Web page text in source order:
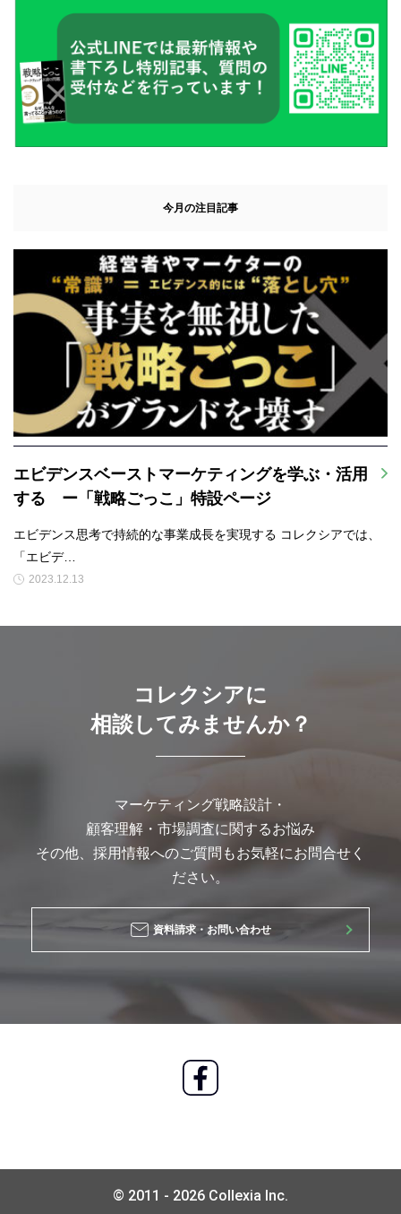
今月の注目記事
エビデンスベーストマーケティングを学ぶ・活用
する ー「戦略ごっこ」特設ページ
エビデンス思考で持続的な事業成長を実現する コレクシアでは、
「エビデ…
2023.12.13
コレクシアに
相談してみませんか？
マーケティング戦略設計・
顧客理解・市場調査に関するお悩み
その他、採用情報へのご質問もお気軽にお問合せく
ださい。
資料請求・お問い合わせ
© 2011 - 2026 Collexia Inc.